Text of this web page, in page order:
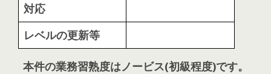
対応
レベルの更新等
本件の業務習熟度はノービス(初級程度)です。